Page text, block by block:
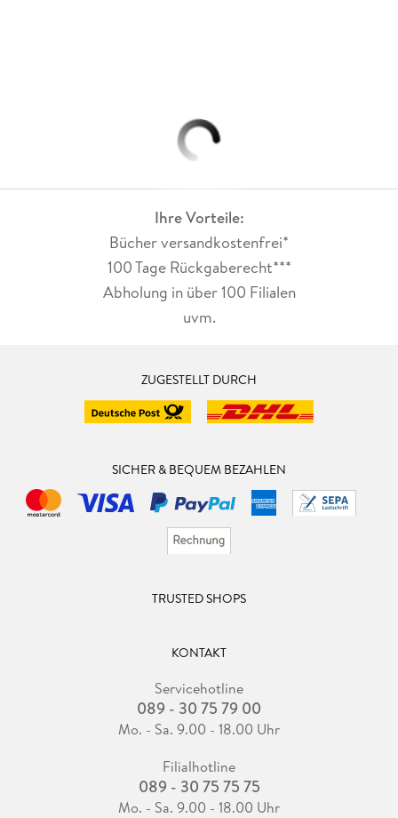
Ihre Vorteile:
Bücher versandkostenfrei*
100 Tage Rückgaberecht***
Abholung in über 100 Filialen
uvm.
ZUGESTELLT DURCH
SICHER & BEQUEM BEZAHLEN
TRUSTED SHOPS
KONTAKT
Servicehotline
089 - 30 75 79 00
Mo. - Sa. 9.00 - 18.00 Uhr
Filialhotline
089 - 30 75 75 75
Mo. - Sa. 9.00 - 18.00 Uhr